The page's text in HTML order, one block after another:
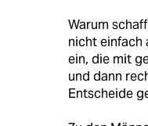
Warum
nicht einfach
ein, die mit
und dann
Entscheide